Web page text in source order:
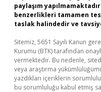
paylaşım
benzerlikleri tamamen
taslak halindedir ve
Sitemiz, 5651 Sayılı Kanun
Kurumu (BTK) tarafından
vermektedir. Bu nedenle,
veya araştırma
yazdıkları içeriklerin
bu sorumluluğu kabul etmiş